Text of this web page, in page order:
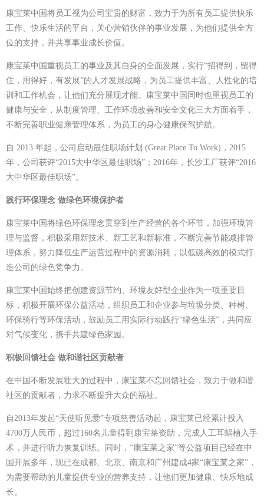
康宝莱中国将员工视为公司宝贵的财富，致力于为所有员工提供快乐
工作、快乐生活的平台，关心营销伙伴的事业发展，为他们提供全方
位的支持，并共享事业成长价值。
康宝莱中国重视员工的事业及其自身的全面发展，实行“招得到，留得
住，用得好，有发展”的人才发展战略，为员工提供丰富、人性化的培
训和工作机会，让他们充分展现才能。康宝莱中国同时也重视员工的
健康与安全，从制度管理、工作环境改善和安全文化三大方面着手，
不断完善职业健康管理体系，为员工的身心健康保驾护航。
自 2013 年起，公司启动最佳职场计划 (Great Place To Work)，2015
年，公司获评“2015大中华区最佳职场”；2016年，长沙工厂获评“2016
大中华区最佳职场”。
践行环保理念 做绿色环境保护者
康宝莱中国将绿色环保理念贯穿到生产经营的各个环节，加强环境管
理与监督，积极采用新技术、新工艺和新标准，不断完善节能减排管
理体系，努力降低生产运营过程中的资源消耗，以低碳高效的模式打
造公司的绿色竞争力。
康宝莱中国始终把创建资源节约、环境友好型企业作为一项重要目
标，积极开展环保公益活动，组织员工和企业参与垃圾分类、种树、
环保骑行等环保活动，鼓励员工用实际行动践行“绿色生活”，共同应
对气候变化，携手共建绿色家园。
积极回馈社会 做和谐社区贡献者
在中国不断发展壮大的过程中，康宝莱不忘回馈社会，致力于做和谐
社区的贡献者，力求不断提升大众的福祉。
自2013年发起“天使听见爱”专项慈善活动起，康宝莱已经累计投入
4700万人民币，超过160名儿童得到康宝莱资助，完成人工耳蜗植入手
术，并进行听力恢复训练。同时，“康宝莱之家”等公益项目已经在中
国开展多年，现已在成都、北京、南京和广州建成4家“康宝莱之家”，
为需要帮助的儿童提供专业的营养支持，让他们更加健康、快乐地成
长。